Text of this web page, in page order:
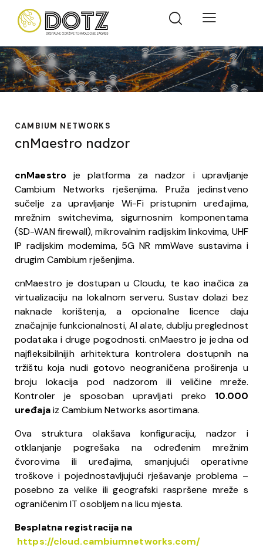
CAMBIUM NETWORKS
cnMaestro nadzor
cnMaestroje platforma za nadzor i upravljanje
Cambium Networks rješenjima. Pruža jedinstveno
sučelje za upravljanje Wi-Fi pristupnim uređajima,
mrežnim switchevima, sigurnosnim komponentama
(SD-WAN firewall), mikrovalnim radijskim linkovima, UHF
IP radijskim modemima, 5G NR mmWave sustavima i
drugim Cambium rješenjima.
cnMaestro je dostupan u Cloudu, te kao inačica za
virtualizaciju na lokalnom serveru. Sustav dolazi bez
naknade korištenja, a opcionalne licence daju
značajnije funkcionalnosti, AI alate, dublju preglednost
podataka i druge pogodnosti. cnMaestro je jedna od
najfleksibilnijih arhitektura kontrolera dostupnih na
tržištu koja nudi gotovo neograničena proširenja u
broju lokacija pod nadzorom ili veličine mreže.
Kontroler je sposoban upravljati preko 10.000
uređajaiz Cambium Networks asortimana.
Ova struktura olakšava konfiguraciju, nadzor i
otklanjanje pogrešaka na određenim mrežnim
čvorovima ili uređajima, smanjujući operativne
troškove i pojednostavljujući rješavanje problema –
posebno za velike ili geografski raspršene mreže s
ograničenim IT osobljem na licu mjesta.
Besplatna registracija na
https://cloud.cambiumnetworks.com/